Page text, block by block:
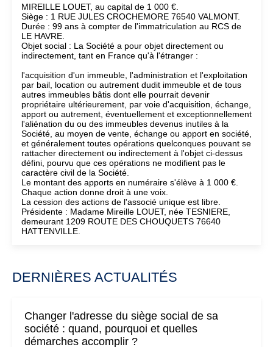
MIREILLE LOUET, au capital de 1 000 €.
Siège : 1 RUE JULES CROCHEMORE 76540 VALMONT.
Durée : 99 ans à compter de l'immatriculation au RCS de
LE HAVRE.
Objet social : La Société a pour objet directement ou
indirectement, tant en France qu'à l'étranger :
l'acquisition d'un immeuble, l'administration et l'exploitation
par bail, location ou autrement dudit immeuble et de tous
autres immeubles bâtis dont elle pourrait devenir
propriétaire ultérieurement, par voie d'acquisition, échange,
apport ou autrement, éventuellement et exceptionnellement
l'aliénation du ou des immeubles devenus inutiles à la
Société, au moyen de vente, échange ou apport en société,
et généralement toutes opérations quelconques pouvant se
rattacher directement ou indirectement à l'objet ci-dessus
défini, pourvu que ces opérations ne modifient pas le
caractère civil de la Société.
Le montant des apports en numéraire s'élève à 1 000 €.
Chaque action donne droit à une voix.
La cession des actions de l'associé unique est libre.
Présidente : Madame Mireille LOUET, née TESNIERE,
demeurant 1209 ROUTE DES CHOUQUETS 76640
HATTENVILLE.
DERNIÈRES ACTUALITÉS
Changer l'adresse du siège social de sa
société : quand, pourquoi et quelles
démarches accomplir ?